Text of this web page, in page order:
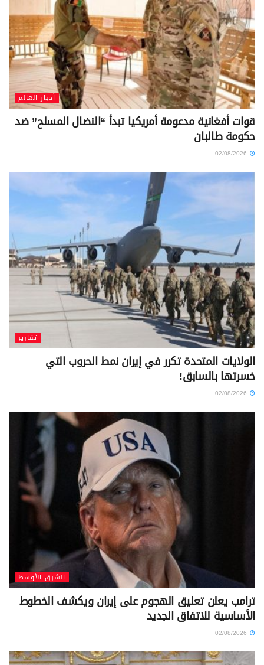
أخبار العالم
قوات أفغانية مدعومة أمريكيا تبدأ “النضال المسلح” ضد
حكومة طالبان
تقارير
الولايات المتحدة تكرر في إيران نمط الحروب التي
خسرتها بالسابق!
الشرق الأوسط
ترامب يعلن تعليق الهجوم على إيران ويكشف الخطوط
الأساسية للاتفاق الجديد